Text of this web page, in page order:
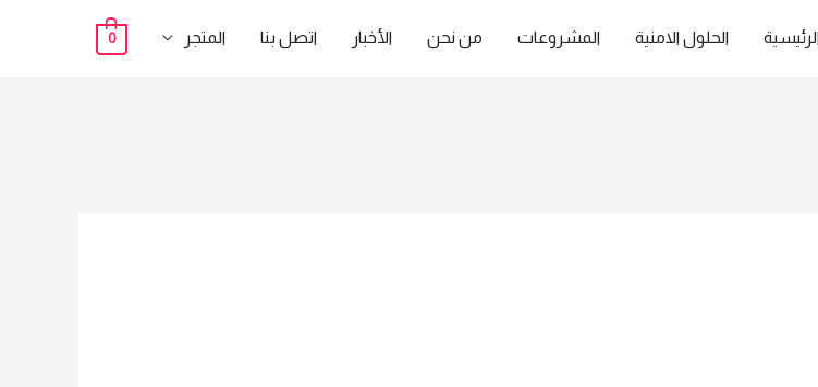
الرئيسية الحلول الامنية المشروعات من نحن الأخبار اتصل بنا المتجر 0